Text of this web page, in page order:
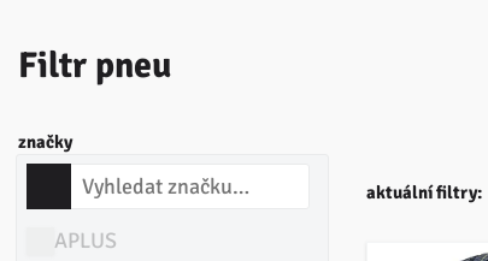
aktuální filtry:
Filtr pneu
značky
APLUS